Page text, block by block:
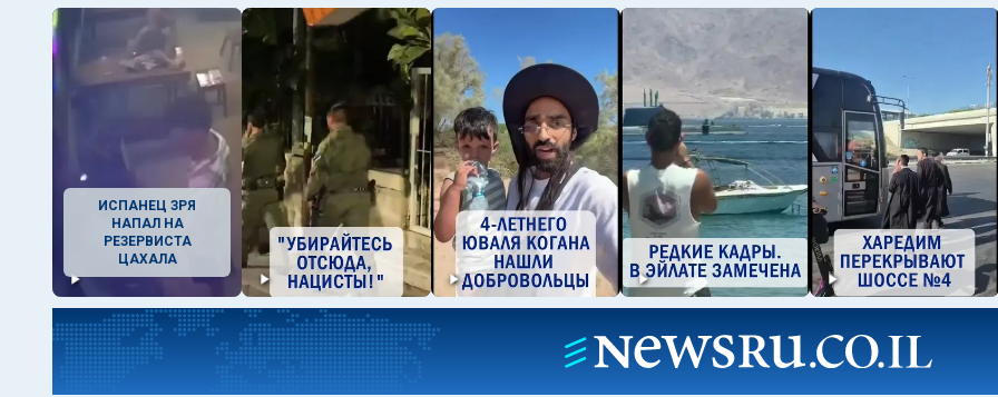
ИСПАНЕЦ ЗРЯ
НАПАЛ НА
РЕЗЕРВИСТА
ЦАХАЛА